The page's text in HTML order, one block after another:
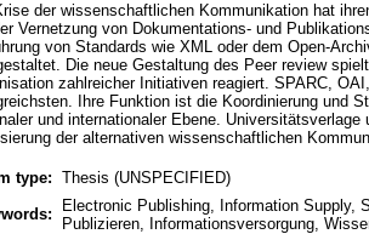
der wissenschaftlichen Kommunikation hat
Vernetzung von Dokumentations- und
von Standards wie XML oder dem Open-
Die neue Gestaltung des Peer review
zahlreicher Initiativen reagiert. SPARC,
Ihre Funktion ist die Koordinierung und
und internationaler Ebene.
der alternativen wissenschaftlichen
type:
Thesis (UNSPECIFIED)
Electronic Publishing, Information Supply,
Publizieren, Informationsversorgung,